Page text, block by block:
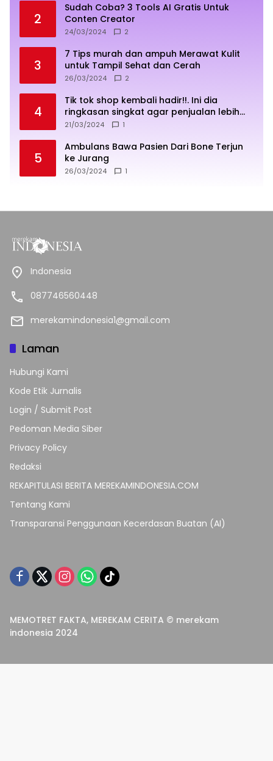
2
Sudah Coba? 3 Tools AI Gratis Untuk
Conten Creator
24/03/2024 2
3
7 Tips murah dan ampuh Merawat Kulit
untuk Tampil Sehat dan Cerah
26/03/2024 2
4
Tik tok shop kembali hadir!!. Ini dia
ringkasan singkat agar penjualan lebih
sukses
21/03/2024 1
5
Ambulans Bawa Pasien Dari Bone Terjun
ke Jurang
26/03/2024 1
Indonesia
087746560448
merekamindonesia1@gmail.com
Laman
Hubungi Kami
Kode Etik Jurnalis
Login / Submit Post
Pedoman Media Siber
Privacy Policy
Redaksi
REKAPITULASI BERITA MEREKAMINDONESIA.COM
Tentang Kami
Transparansi Penggunaan Kecerdasan Buatan (AI)
MEMOTRET FAKTA, MEREKAM CERITA © merekam
indonesia 2024